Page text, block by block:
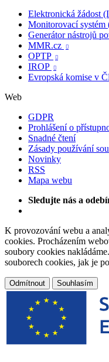
Elektronická žádost
Monitorovací systém
Generátor nástrojů
MMR.cz 
OPTP 
IROP 
Evropská komise v
Web
GDPR
Prohlášení o
Snadné čtení
Zásady používání
Novinky
RSS
Mapa webu
Sledujte nás a
K provozování webu a
cookies. Procházením
soubory cookies
souborech cookies, jak je
Odmítnout Souhlasím